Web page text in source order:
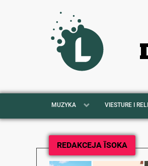
MUZYKA VIESTURE I
REDAKCEJA ĪSOKA